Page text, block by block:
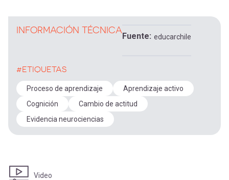
INFORMACIÓN TÉCNICA
Fuente educarchile
#ETIQUETAS
Proceso de aprendizaje
Aprendizaje activo
Cognición
Cambio de actitud
Evidencia neurociencias
Video